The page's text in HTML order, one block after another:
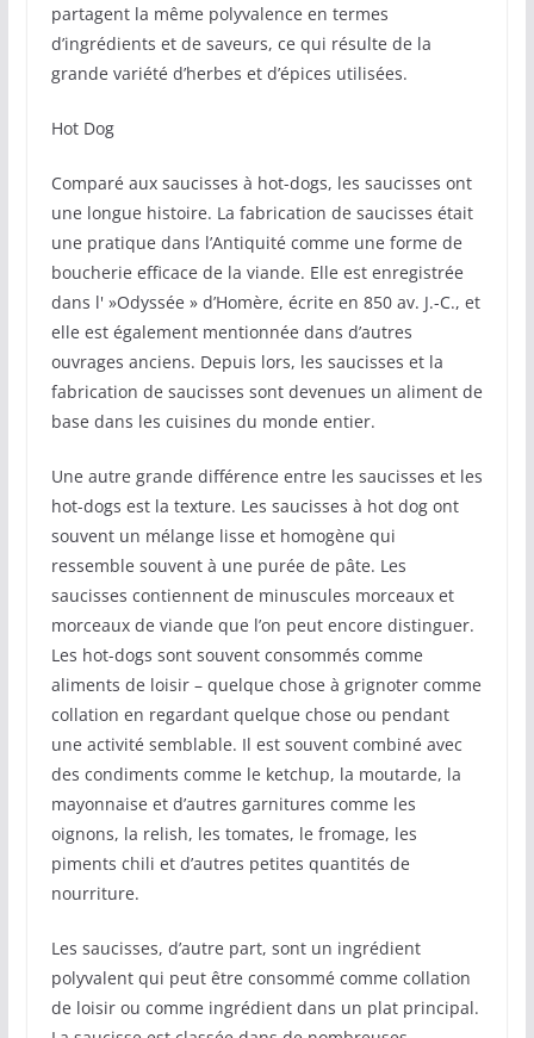
partagent la même polyvalence en termes
d’ingrédients et de saveurs, ce qui résulte de la
grande variété d’herbes et d’épices utilisées.
Hot Dog
Comparé aux saucisses à hot-dogs, les saucisses ont
une longue histoire. La fabrication de saucisses était
une pratique dans l’Antiquité comme une forme de
boucherie efficace de la viande. Elle est enregistrée
dans l' »Odyssée » d’Homère, écrite en 850 av. J.-C., et
elle est également mentionnée dans d’autres
ouvrages anciens. Depuis lors, les saucisses et la
fabrication de saucisses sont devenues un aliment de
base dans les cuisines du monde entier.
Une autre grande différence entre les saucisses et les
hot-dogs est la texture. Les saucisses à hot dog ont
souvent un mélange lisse et homogène qui
ressemble souvent à une purée de pâte. Les
saucisses contiennent de minuscules morceaux et
morceaux de viande que l’on peut encore distinguer.
Les hot-dogs sont souvent consommés comme
aliments de loisir – quelque chose à grignoter comme
collation en regardant quelque chose ou pendant
une activité semblable. Il est souvent combiné avec
des condiments comme le ketchup, la moutarde, la
mayonnaise et d’autres garnitures comme les
oignons, la relish, les tomates, le fromage, les
piments chili et d’autres petites quantités de
nourriture.
Les saucisses, d’autre part, sont un ingrédient
polyvalent qui peut être consommé comme collation
de loisir ou comme ingrédient dans un plat principal.